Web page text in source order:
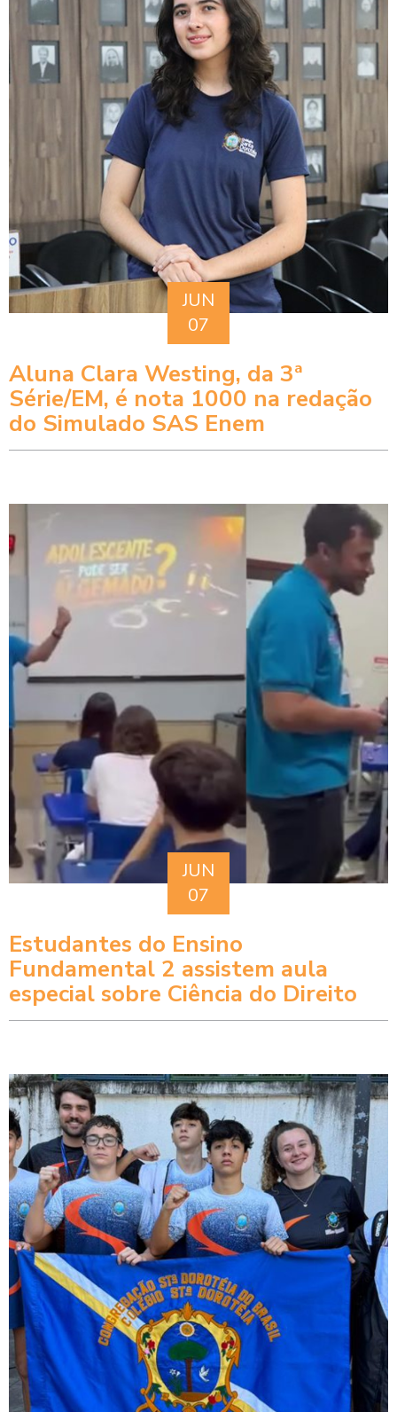
JUN
07
Aluna Clara Westing, da 3ª
Série/EM, é nota 1000 na redação
do Simulado SAS Enem
JUN
07
Estudantes do Ensino
Fundamental 2 assistem aula
especial sobre Ciência do Direito